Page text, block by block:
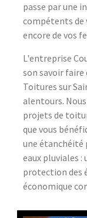
passe par une
compétents de
encore de vos
L'entreprise
son savoir
Toitures sur
alentours.
projets de
que vous
une étanchéité
eaux pluviales
protection des
économique